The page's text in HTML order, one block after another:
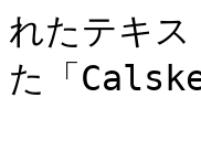
れたテキ
た「